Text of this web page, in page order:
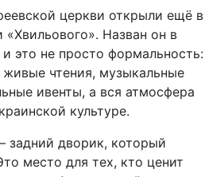
церкви открыли ещё в
«Хвильового». Назван он в
это не просто формальность:
чтения, музыкальные
ивенты, а вся атмосфера
культуре.
задний дворик, который
место для тех, кто ценит